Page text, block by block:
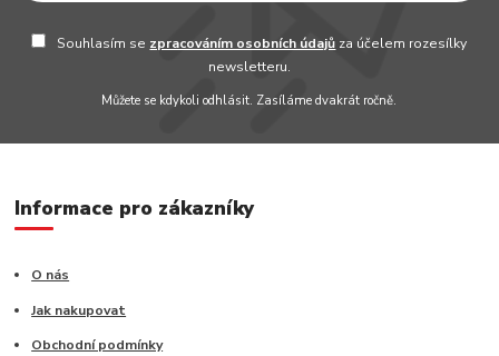
Souhlasím se zpracováním osobních údajů za účelem rozesílky
newsletteru.
Můžete se kdykoli odhlásit. Zasíláme dvakrát ročně.
Informace pro zákazníky
O nás
Jak nakupovat
Obchodní podmínky